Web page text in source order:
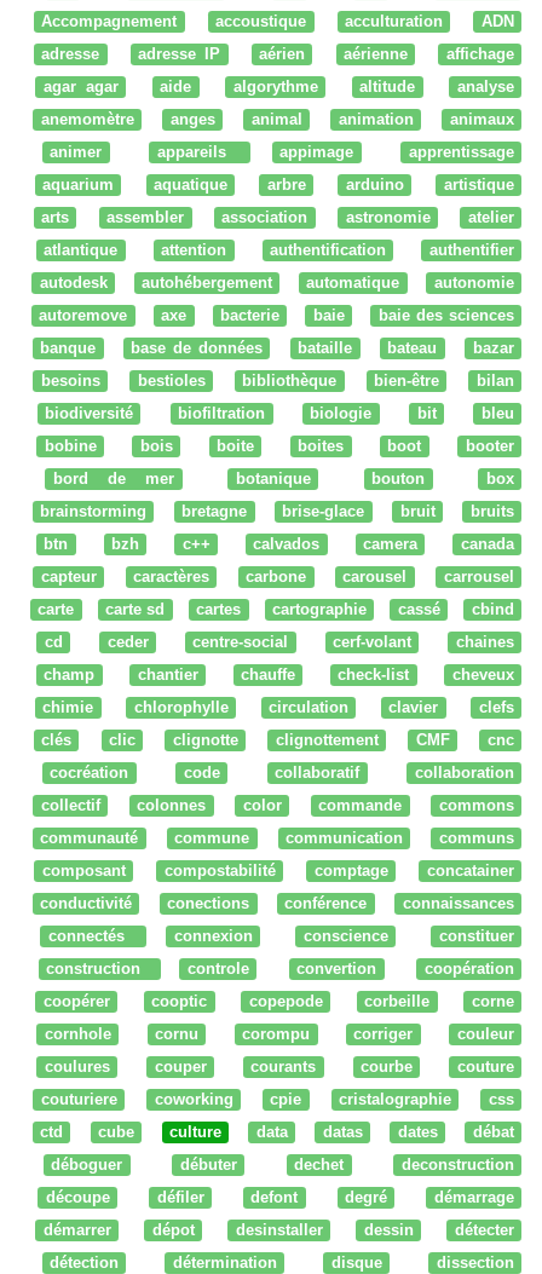
Accompagnement
accoustique acculturation
ADN
adresse
adresse IP aérien aérienne
affichage
agar agar
aide algorythme altitude
analyse
anemomètre
anges animal animation
animaux
animer
appareils appimage
apprentissage
aquarium
aquatique arbre arduino
artistique
arts
assembler association astronomie
atelier
atlantique
attention authentification
authentifier
autodesk
autohébergement automatique
autonomie
autoremove
axe bacterie baie
baie des sciences
banque
base de données bataille bateau
bazar
besoins
bestioles bibliothèque bien-être
bilan
biodiversité
biofiltration biologie bit
bleu
bobine
bois boite boites boot
booter
bord de mer
botanique bouton
box
brainstorming
bretagne brise-glace bruit
bruits
btn
bzh c++ calvados camera
canada
capteur
caractères carbone carousel
carrousel
carte
carte sd cartes cartographie cassé
cbind
cd
ceder centre-social cerf-volant
chaines
champ
chantier chauffe check-list
cheveux
chimie
chlorophylle circulation clavier
clefs
clés
clic clignotte clignottement CMF
cnc
cocréation
code collaboratif
collaboration
collectif
colonnes color commande
commons
communauté
commune communication
communs
composant
compostabilité comptage
concatainer
conductivité
conections conférence
connaissances
connectés
connexion conscience
constituer
construction
controle convertion
coopération
coopérer
cooptic copepode corbeille
corne
cornhole
cornu corompu corriger
couleur
coulures
couper courants courbe
couture
couturiere
coworking cpie cristalographie
css
ctd
cube culture data datas dates
débat
déboguer
débuter dechet
deconstruction
découpe
défiler defont degré
démarrage
démarrer
dépot desinstaller dessin
détecter
détection
détermination disque
dissection